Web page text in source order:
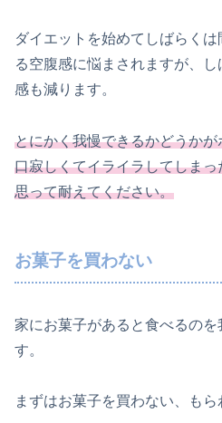
ダイエットを始めてしばらく
る空腹感に悩まされますが、
感も減ります。
とにかく我慢できるかどうか
口寂しくてイライラしてしま
思って耐えてください。
お菓子を買わない
家にお菓子があると食べるのを
す。
まずはお菓子を買わない、もら